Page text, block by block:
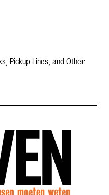
Pickup Lines, and Other